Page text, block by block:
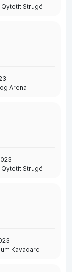
Qytetit Strugë
Arena
Qytetit Strugë
Kavadarci